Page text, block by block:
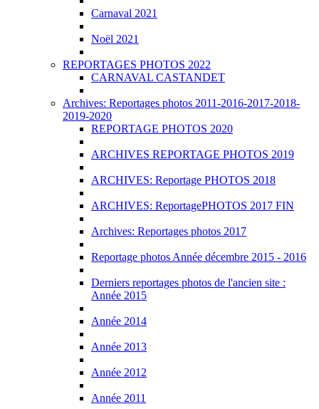
Carnaval 2021
Noël 2021
REPORTAGES PHOTOS 2022
CARNAVAL CASTANDET
Archives: Reportages photos 2011-2016-2017-2018-
2019-2020
REPORTAGE PHOTOS 2020
ARCHIVES REPORTAGE PHOTOS 2019
ARCHIVES: Reportage PHOTOS 2018
ARCHIVES: ReportagePHOTOS 2017 FIN
Archives: Reportages photos 2017
Reportage photos Année décembre 2015 - 2016
Derniers reportages photos de l'ancien site :
Année 2015
Année 2014
Année 2013
Année 2012
Année 2011